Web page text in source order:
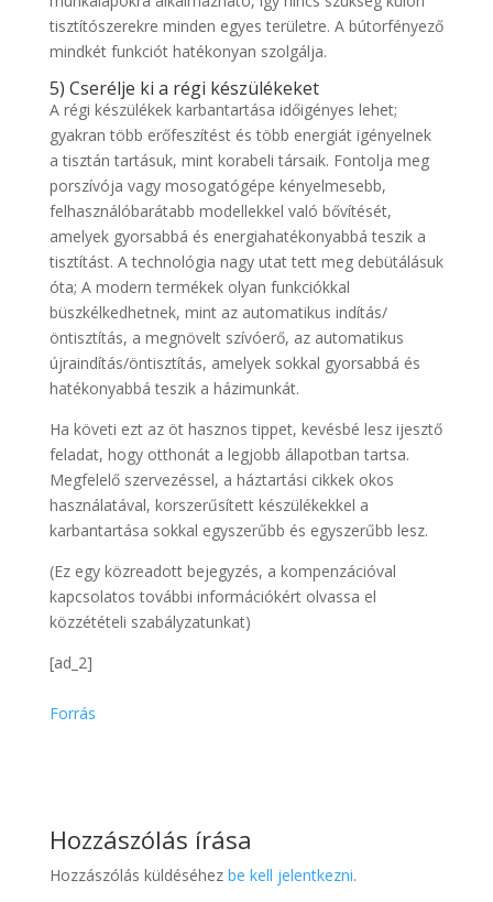
tisztítószerekre minden egyes területre. A bútorfényező
mindkét funkciót hatékonyan szolgálja.
5) Cserélje ki a régi készülékeket
A régi készülékek karbantartása időigényes lehet;
gyakran több erőfeszítést és több energiát igényelnek
a tisztán tartásuk, mint korabeli társaik. Fontolja meg
porszívója vagy mosogatógépe kényelmesebb,
felhasználóbarátabb modellekkel való bővítését,
amelyek gyorsabbá és energiahatékonyabbá teszik a
tisztítást. A technológia nagy utat tett meg debütálásuk
óta; A modern termékek olyan funkciókkal
büszkélkedhetnek, mint az automatikus indítás/
öntisztítás, a megnövelt szívóerő, az automatikus
újraindítás/öntisztítás, amelyek sokkal gyorsabbá és
hatékonyabbá teszik a házimunkát.
Ha követi ezt az öt hasznos tippet, kevésbé lesz ijesztő
feladat, hogy otthonát a legjobb állapotban tartsa.
Megfelelő szervezéssel, a háztartási cikkek okos
használatával, korszerűsített készülékekkel a
karbantartása sokkal egyszerűbb és egyszerűbb lesz.
(Ez egy közreadott bejegyzés, a kompenzációval
kapcsolatos további információkért olvassa el
közzétételi szabályzatunkat)
[ad_2]
Forrás
Hozzászólás írása
Hozzászólás küldéséhez be kell jelentkezni.